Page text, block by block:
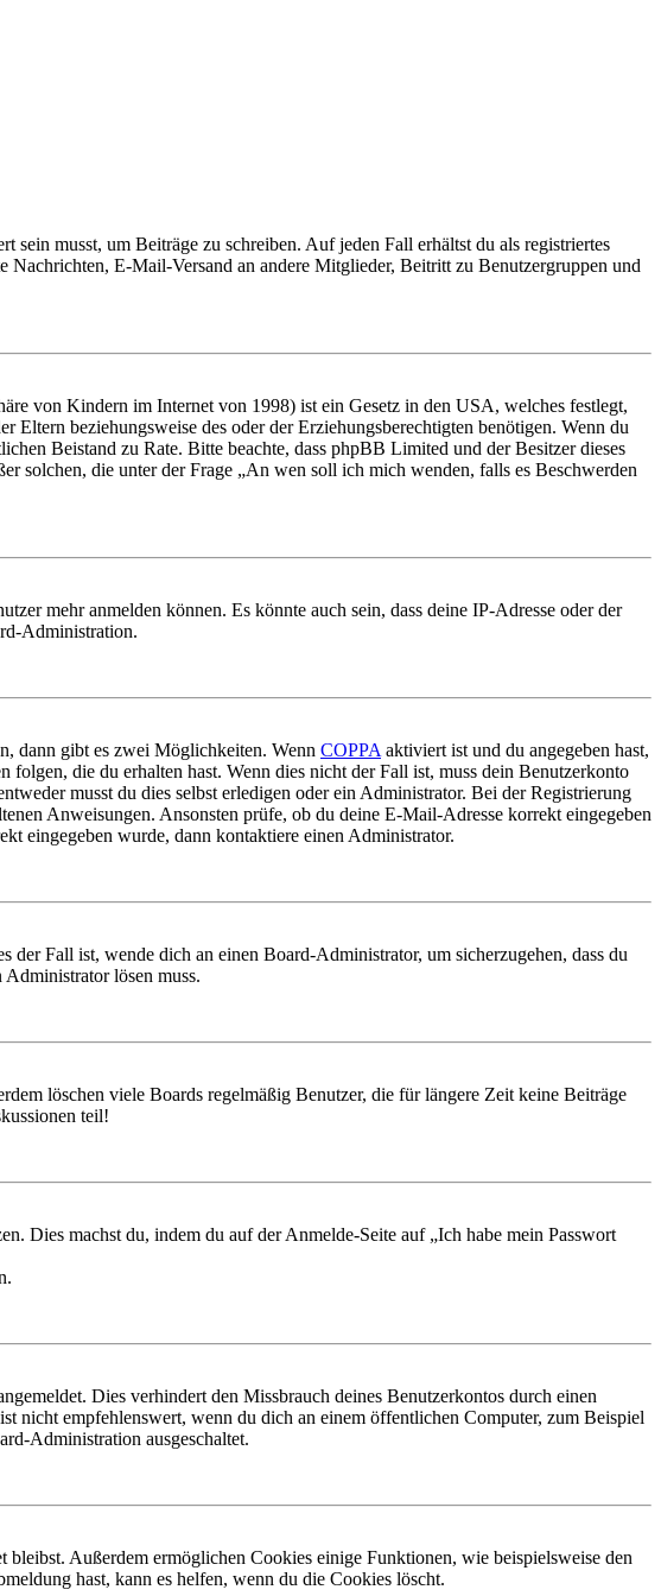
musst, um Beiträge zu schreiben. Auf jeden Fall erhältst du als registriertes
E-Mail-Versand an andere Mitglieder, Beitritt zu Benutzergruppen und
von Kindern im Internet von 1998) ist ein Gesetz in den USA, welches festlegt,
beziehungsweise des oder der Erziehungsberechtigten benötigen. Wenn du
Beistand zu Rate. Bitte beachte, dass phpBB Limited und der Besitzer dieses
solchen, die unter der Frage „An wen soll ich mich wenden, falls es Beschwerden
mehr anmelden können. Es könnte auch sein, dass deine IP-Adresse oder der
Administration.
dann gibt es zwei Möglichkeiten. Wenn COPPA aktiviert ist und du angegeben hast,
die du erhalten hast. Wenn dies nicht der Fall ist, muss dein Benutzerkonto
musst du dies selbst erledigen oder ein Administrator. Bei der Registrierung
Anweisungen. Ansonsten prüfe, ob du deine E-Mail-Adresse korrekt eingegeben
eingegeben wurde, dann kontaktiere einen Administrator.
Fall ist, wende dich an einen Board-Administrator, um sicherzugehen, dass du
lösen muss.
löschen viele Boards regelmäßig Benutzer, die für längere Zeit keine Beiträge
teil!
Dies machst du, indem du auf der Anmelde-Seite auf „Ich habe mein Passwort
Dies verhindert den Missbrauch deines Benutzerkontos durch einen
nicht empfehlenswert, wenn du dich an einem öffentlichen Computer, zum Beispiel
Administration ausgeschaltet.
Außerdem ermöglichen Cookies einige Funktionen, wie beispielsweise den
hast, kann es helfen, wenn du die Cookies löscht.